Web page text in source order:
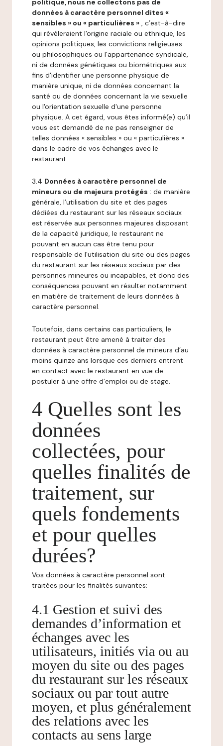
politique, nous ne collectons pas de
données à caractère personnel dites «
sensibles » ou « particulières » , c’est-à-dire
qui révèleraient l'origine raciale ou ethnique, les
opinions politiques, les convictions religieuses
ou philosophiques ou l'appartenance syndicale,
ni de données génétiques ou biométriques aux
fins d'identifier une personne physique de
manière unique, ni de données concernant la
santé ou de données concernant la vie sexuelle
ou l'orientation sexuelle d'une personne
physique. A cet égard, vous êtes informé(e) qu’il
vous est demandé de ne pas renseigner de
telles données « sensibles » ou « particulières »
dans le cadre de vos échanges avec le
restaurant.
3.4 Données à caractère personnel de
mineurs ou de majeurs protégés : de manière
générale, l’utilisation du site et des pages
dédiées du restaurant sur les réseaux sociaux
est réservée aux personnes majeures disposant
de la capacité juridique, le restaurant ne
pouvant en aucun cas être tenu pour
responsable de l’utilisation du site ou des pages
du restaurant sur les réseaux sociaux par des
personnes mineures ou incapables, et donc des
conséquences pouvant en résulter notamment
en matière de traitement de leurs données à
caractère personnel.
Toutefois, dans certains cas particuliers, le
restaurant peut être amené à traiter des
données à caractère personnel de mineurs d’au
moins quinze ans lorsque ces derniers entrent
en contact avec le restaurant en vue de
postuler à une offre d’emploi ou de stage.
4 Quelles sont les
données
collectées, pour
quelles finalités de
traitement, sur
quels fondements
et pour quelles
durées?
Vos données à caractère personnel sont
traitées pour les finalités suivantes:
4.1 Gestion et suivi des
demandes d’information et
échanges avec les
utilisateurs, initiés via ou au
moyen du site ou des pages
du restaurant sur les réseaux
sociaux ou par tout autre
moyen, et plus généralement
des relations avec les
contacts au sens large